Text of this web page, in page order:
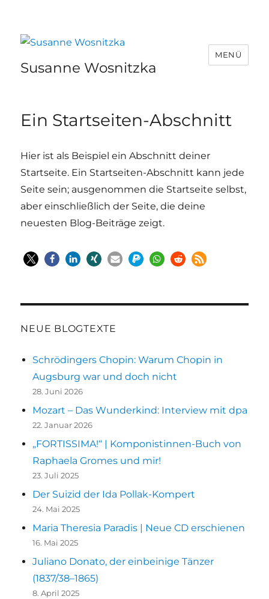
Susanne Wosnitzka
MENÜ
Ein Startseiten-Abschnitt
Hier ist als Beispiel ein Abschnitt deiner
Startseite. Ein Startseiten-Abschnitt kann jede
Seite sein; ausgenommen die Startseite selbst,
aber einschließlich der Seite, die deine
neuesten Blog-Beiträge zeigt.
NEUE BLOGTEXTE
Schrödingers Chopin: Warum Chopin in
Augsburg war und doch nicht
28. Juni 2026
Mozart – Das Wunderkind: Interview mit dpa
22. Januar 2026
„FORTISSIMA!“ | Komponistinnen-Buch von
Raphaela Gromes und mir!
23. Juli 2025
Der Suizid der Ida Pollak-Kompert
24. Mai 2025
Maria Theresia Paradis | Neue CD erschienen
16. Mai 2025
Juliano Donato, der einbeinige Tänzer
(1837/38–1865)
8. April 2025